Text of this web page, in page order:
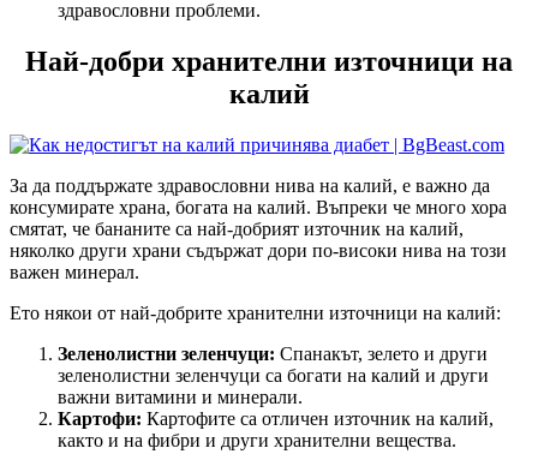
здравословни проблеми.
Най-добри хранителни източници на
калий
За да поддържате здравословни нива на калий, е важно да
консумирате храна, богата на калий. Въпреки че много хора
смятат, че бананите са най-добрият източник на кaлий,
няколко други храни съдържат дори по-високи нива на този
важен минерал.
Ето някои от най-добрите хранителни източници на калий:
Зеленолистни зеленчуци: Спанакът, зелето и други
зеленолистни зеленчуци са богати на кaлий и други
важни витамини и минерали.
Картофи: Картофите са отличен източник на калий,
както и на фибри и други хранителни вещества.